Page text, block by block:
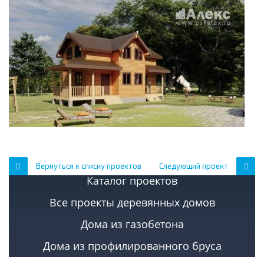
Вернуться к списку проектов Следующий проект
Каталог проектов
Все проекты деревянных домов
Дома из газобетона
Дома из профилированного бруса